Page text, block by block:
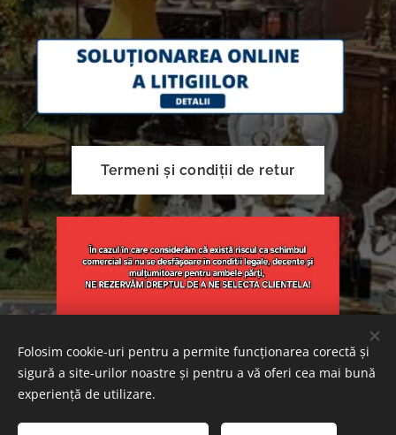
Termeni și condiții de retur
Creat cuWebnode Cookie-uri
Folosim cookie-uri pentru a permite funcționarea corectă și
sigură a site-urilor noastre și pentru a vă oferi cea mai bună
experiență de utilizare.